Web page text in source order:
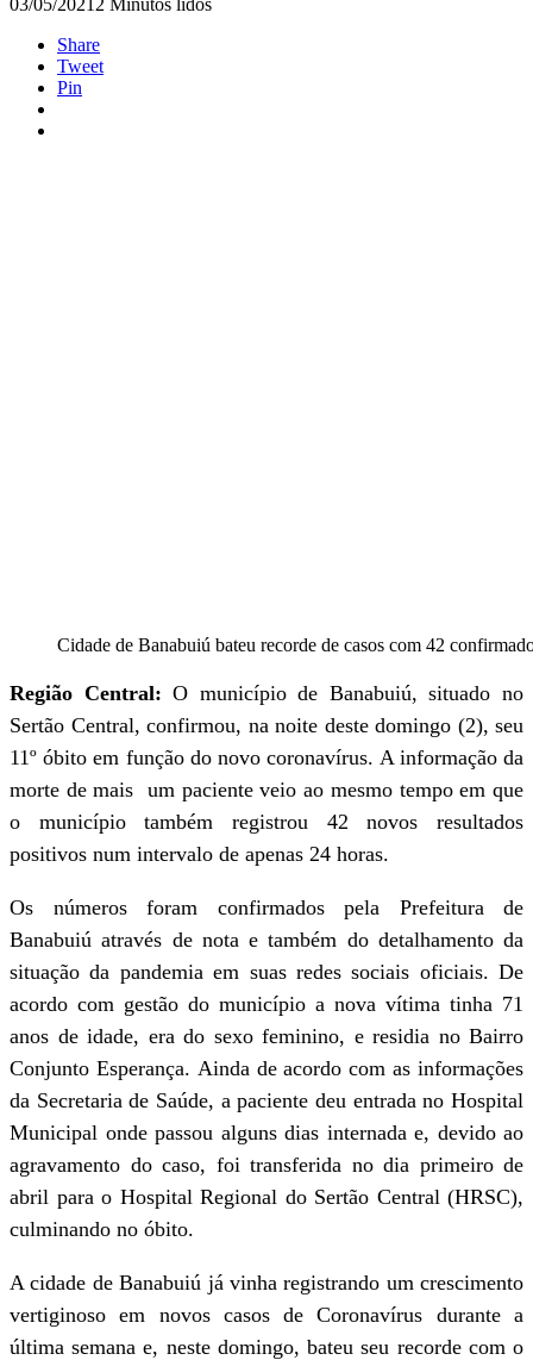
03/05/2021 2 Minutos lidos
Share
Tweet
Pin
Cidade de Banabuiú bateu recorde de casos com 42
Região Central: O município de Banabuiú, situado no
Sertão Central, confirmou, na noite deste domingo (2), seu
11º óbito em função do novo coronavírus. A informação da
morte de mais um paciente veio ao mesmo tempo em que
o município também registrou 42 novos resultados
positivos num intervalo de apenas 24 horas.
Os números foram confirmados pela Prefeitura de
Banabuiú através de nota e também do detalhamento da
situação da pandemia em suas redes sociais oficiais. De
acordo com gestão do município a nova vítima tinha 71
anos de idade, era do sexo feminino, e residia no Bairro
Conjunto Esperança. Ainda de acordo com as informações
da Secretaria de Saúde, a paciente deu entrada no Hospital
Municipal onde passou alguns dias internada e, devido ao
agravamento do caso, foi transferida no dia primeiro de
abril para o Hospital Regional do Sertão Central (HRSC),
culminando no óbito.
A cidade de Banabuiú já vinha registrando um crescimento
vertiginoso em novos casos de Coronavírus durante a
última semana e, neste domingo, bateu seu recorde com o